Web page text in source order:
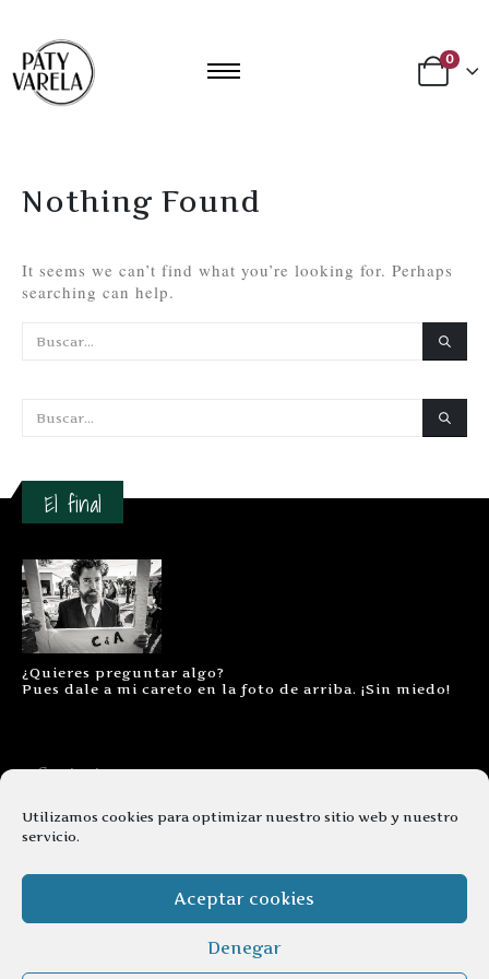
Utilizamos cookies para optimizar nuestro sitio web y nuestro
servicio.
Aceptar cookies
Denegar
0
Nothing Found
It seems we can’t find what you’re looking for. Perhaps
searching can help.
El final
¿Quieres preguntar algo?
Pues dale a mi careto en la foto de arriba. ¡Sin miedo!
Contacto
Aviso legal